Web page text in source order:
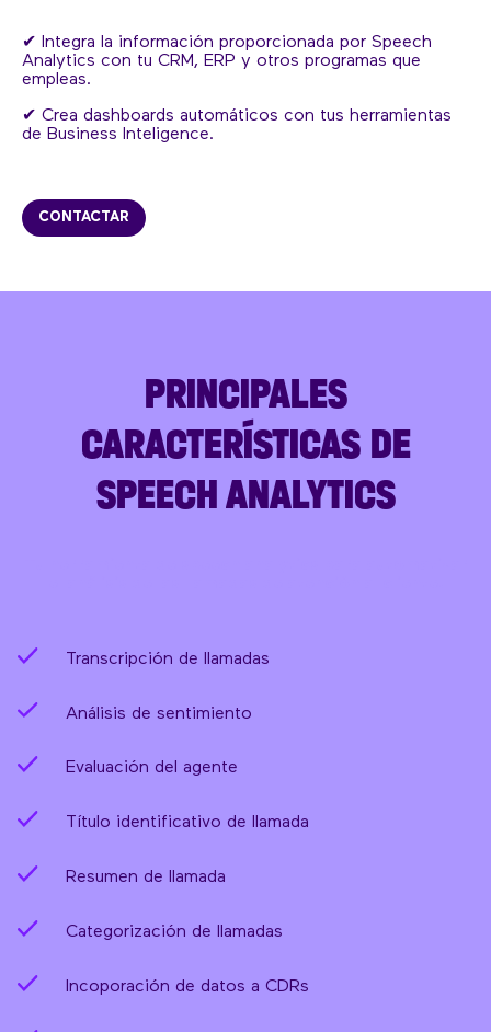
✔ Integra la información proporcionada por Speech
Analytics con tu CRM, ERP y otros programas que
empleas.
✔ Crea dashboards automáticos con tus herramientas
de Business Inteligence.
CONTACTAR
PRINCIPALES
CARACTERÍSTICAS DE
SPEECH ANALYTICS
Transcripción de llamadas
Análisis de sentimiento
Evaluación del agente
Título identificativo de llamada
Resumen de llamada
Categorización de llamadas
Incoporación de datos a CDRs